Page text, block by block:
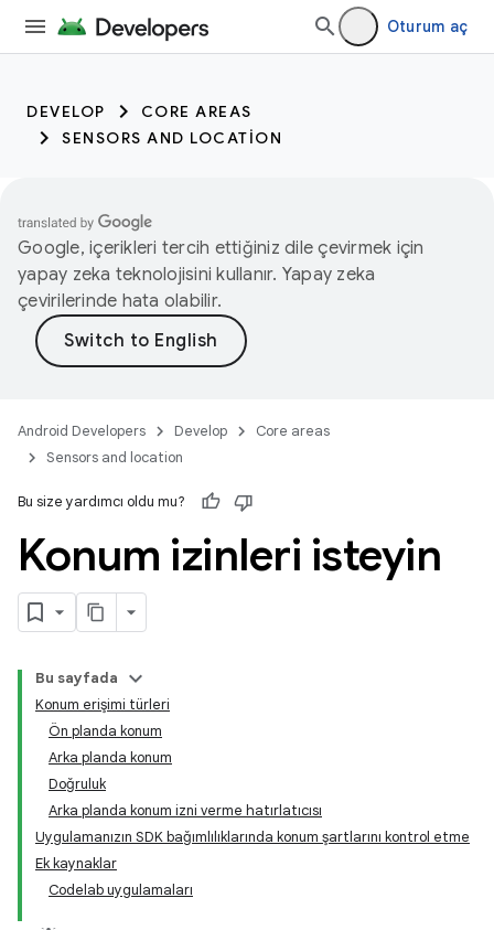
Oturum aç
DEVELOP
CORE AREAS
SENSORS AND LOCATION
Google, içerikleri tercih ettiğiniz dile çevirmek için
yapay zeka teknolojisini kullanır. Yapay zeka
çevirilerinde hata olabilir.
Android Developers Develop
Core areas
Sensors and location
Bu size yardımcı oldu mu?
Konum izinleri isteyin
Bu sayfada
Konum erişimi türleri
Ön planda konum
Arka planda konum
Doğruluk
Arka planda konum izni verme hatırlatıcısı
Uygulamanızın SDK bağımlılıklarında konum şartlarını kontrol etme
Ek kaynaklar
Codelab uygulamaları